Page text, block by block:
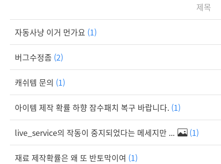
제목
자동사냥 이거 먼가요 (1)
버그수정좀 (2)
캐쉬템 문의 (1)
아이템 제작 확률 하향 잠수패치 복구 바랍니다. (1)
live_service의 작동이 중지되었다는 메세지만 ... (1)
재료 제작확률은 왜 또 반토막이여 (1)